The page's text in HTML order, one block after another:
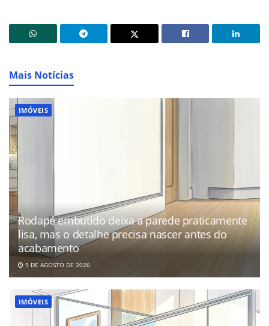
Mais Notícias
IMÓVEIS
Rodapé embutido deixa a parede praticamente
lisa, mas o detalhe precisa nascer antes do
acabamento
9 DE AGOSTO DE 2026
IMÓVEIS